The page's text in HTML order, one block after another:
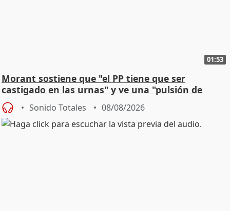
01:53
Morant sostiene que "el PP tiene que ser
castigado en las urnas" y ve una "pulsión de
cambio"
Sonido Totales 08/08/2026